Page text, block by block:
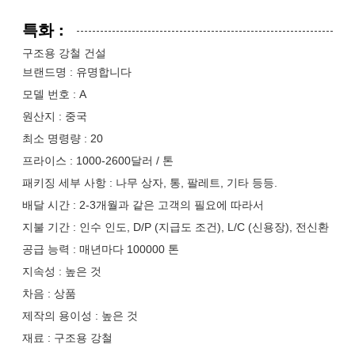
특화 :
구조용 강철 건설
브랜드명 : 유명합니다
모델 번호 : A
원산지 : 중국
최소 명령량 : 20
프라이스 : 1000-2600달러 / 톤
패키징 세부 사항 : 나무 상자, 통, 팔레트, 기타 등등.
배달 시간 : 2-3개월과 같은 고객의 필요에 따라서
지불 기간 : 인수 인도, D/P (지급도 조건), L/C (신용장), 전신환
공급 능력 : 매년마다 100000 톤
지속성 : 높은 것
차음 : 상품
제작의 용이성 : 높은 것
재료 : 구조용 강철